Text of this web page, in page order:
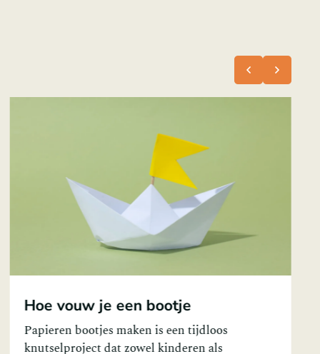
Hoe vouw je een doos
Papier heeft altijd een bijzondere kracht gehad
om onze verbeelding te prikkelen en ons